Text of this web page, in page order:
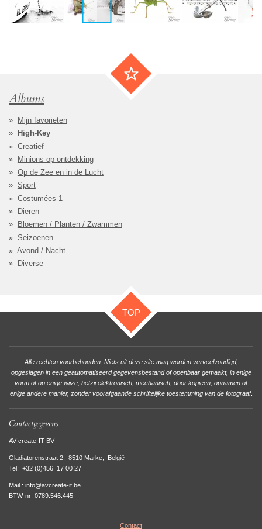
Albums
Mijn favorieten
High-Key
Creatief
Minions op ontdekking
Op de Zee en in de Lucht
Sport
Costumées 1
Dieren
Bloemen / Planten / Zwammen
Seizoenen
Avond / Nacht
Diverse
TOP
Alle rechten voorbehouden. Niets uit deze site mag worden verveelvoudigd,
opgeslagen in een geautomatiseerd gegevensbestand of openbaar gemaakt, in enige
vorm of op enige wijze, hetzij elektronisch, mechanisch, door kopieën, opnamen of
enige andere manier, zonder voorafgaande schriftelijke toestemming van de fotograaf.
Contactgegevens
AV create-IT BV
Gladiatorenstraat 2, 8510 Marke, België
Tel: +32 (0)456 17 00 27
Mail : info@avcreate-it.be
BTW-nr: 0789.546.445
Contact